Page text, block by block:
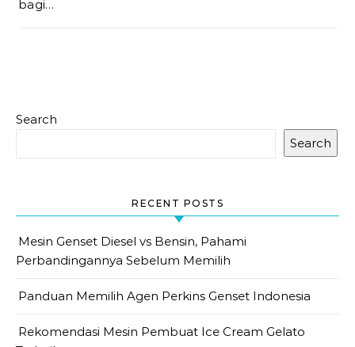
bagi…
Search
Search
RECENT POSTS
Mesin Genset Diesel vs Bensin, Pahami
Perbandingannya Sebelum Memilih
Panduan Memilih Agen Perkins Genset Indonesia
Rekomendasi Mesin Pembuat Ice Cream Gelato